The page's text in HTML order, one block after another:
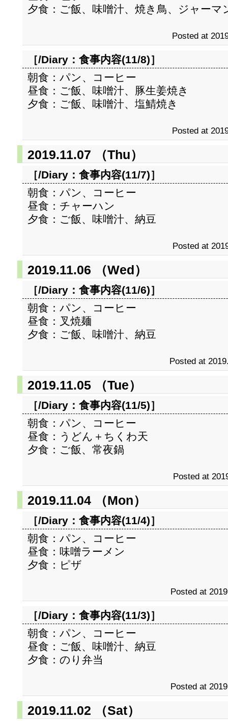
夕食：ご飯、味噌汁、焼き鳥、ジャーマ
Posted at
［/Diary： 食事内容(11/8)］
朝食：パン、コーヒー
昼食：ご飯、味噌汁、豚生姜焼き
夕食：ご飯、味噌汁、塩鯖焼き
Posted at
2019.11.07 （Thu）
［/Diary： 食事内容(11/7)］
朝食：パン、コーヒー
昼食：チャーハン
夕食：ご飯、味噌汁、納豆
Posted at
2019.11.06 （Wed）
［/Diary： 食事内容(11/6)］
朝食：パン、コーヒー
昼食：叉焼麺
夕食：ご飯、味噌汁、納豆
Posted at
2019.11.05 （Tue）
［/Diary： 食事内容(11/5)］
朝食：パン、コーヒー
昼食：うどん＋ちくわ天
夕食：ご飯、常夜鍋
Posted at
2019.11.04 （Mon）
［/Diary： 食事内容(11/4)］
朝食：パン、コーヒー
昼食：味噌ラーメン
夕食：ピザ
Posted at
［/Diary： 食事内容(11/3)］
朝食：パン、コーヒー
昼食：ご飯、味噌汁、納豆
夕食：のり弁当
Posted at
2019.11.02 （Sat）